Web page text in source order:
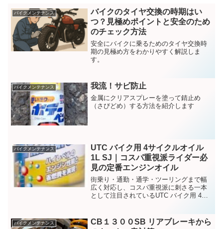
バイクメンテナンス
バイクのタイヤ交換の時期はい
つ？見極めポイントと安全のため
のチェック方法
安全にバイクに乗るためのタイヤ交換時
期の見極め方をわかりやすく解説しま
す。
バイクメンテナンス 我流！サビ防止
金属にクリアスプレーを塗って錆止め
（さびどめ）する方法を紹介します
バイクメンテナンス
UTC バイク用 4サイクルオイル
1L SJ｜コスパ重視派ライダー必
見の定番エンジンオイル
街乗り・通勤・通学・ツーリングまで幅
広く対応し、コスパ重視派に刺さる一本
として注目されているUTC バイク用 4サ
バイクメンテナンス
CB１３００SB リアブレーキから